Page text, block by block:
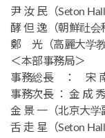
尹 汝 民（Seton
酵 但 逸（朝鮮社会
鄭 光（高麗大学教
＜本部事務局＞
事務総長 ： 宋 南
事務次長 ： 金 成
金 景 一（北京大学
舌 走 星（Seton